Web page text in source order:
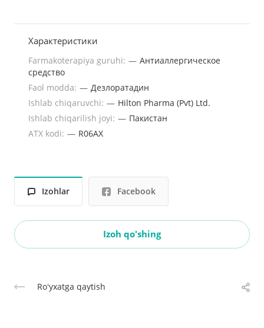
Характеристики
Farmakoterapiya guruhi: — Антиаллергическое
средство
Faol modda: — Дезлоратадин
Ishlab chiqaruvchi: — Hilton Pharma (Pvt) Ltd.
Ishlab chiqarilish joyi: — Пакистан
ATX kodi: — R06AX
Izohlar Facebook
Izoh qo'shing
Roʻyxatga qaytish